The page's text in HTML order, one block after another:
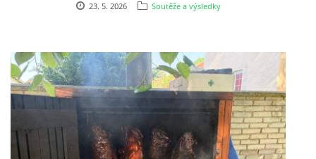
23. 5. 2026 Soutěže a výsledky